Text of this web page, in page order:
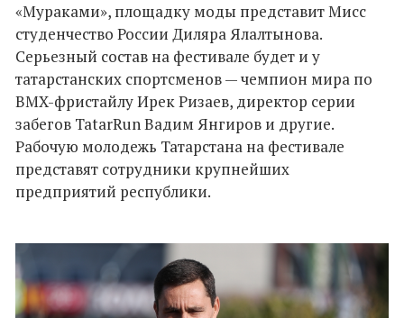
«Мураками», площадку моды представит Мисс
студенчество России Диляра Ялалтынова.
Серьезный состав на фестивале будет и у
татарстанских спортсменов — чемпион мира по
BMX-фристайлу Ирек Ризаев, директор серии
забегов TatarRun Вадим Янгиров и другие.
Рабочую молодежь Татарстана на фестивале
представят сотрудники крупнейших
предприятий республики.